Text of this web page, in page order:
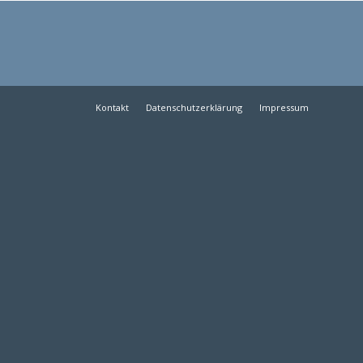
Kontakt Datenschutzerklärung Impressum